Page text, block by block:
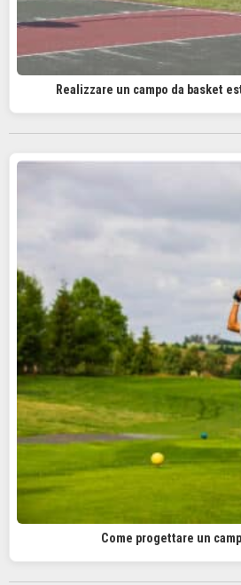
Realizzare un campo da basket
Come progettare un